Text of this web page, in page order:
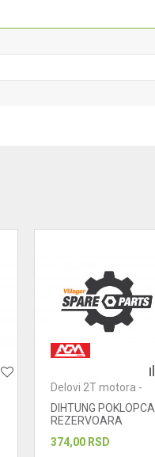
Delovi 2T motora -
DIHTUNG POKLOPCA
REZERVOARA
374,00 RSD